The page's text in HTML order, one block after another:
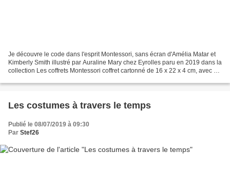
Je découvre le code dans l'esprit Montessori, sans écran d'Amélia Matar et
Kimberly Smith illustré par Auraline Mary chez Eyrolles paru en 2019 dans la
collection Les coffrets Montessori coffret cartonné de 16 x 22 x 4 cm, avec un
Les costumes à travers le temps
Publié le 08/07/2019 à 09:30
Par Stef26